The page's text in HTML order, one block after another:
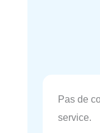
Pas de
service.